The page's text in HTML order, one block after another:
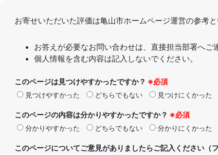
お寄せいただいた評価は亀山市ホームページ運営の参考
お答えが必要なお問い合わせは、直接担当部署へご
個人情報を含む内容は記入しないでください。
このページは見つけやすかったですか？ ※必須
見つけやすかった どちらでもない 見つけにくかった
このページの内容は分かりやすかったですか？ ※必須
分かりやすかった どちらでもない 分かりにくかった
このページについてご意見がありましたらご記入ください